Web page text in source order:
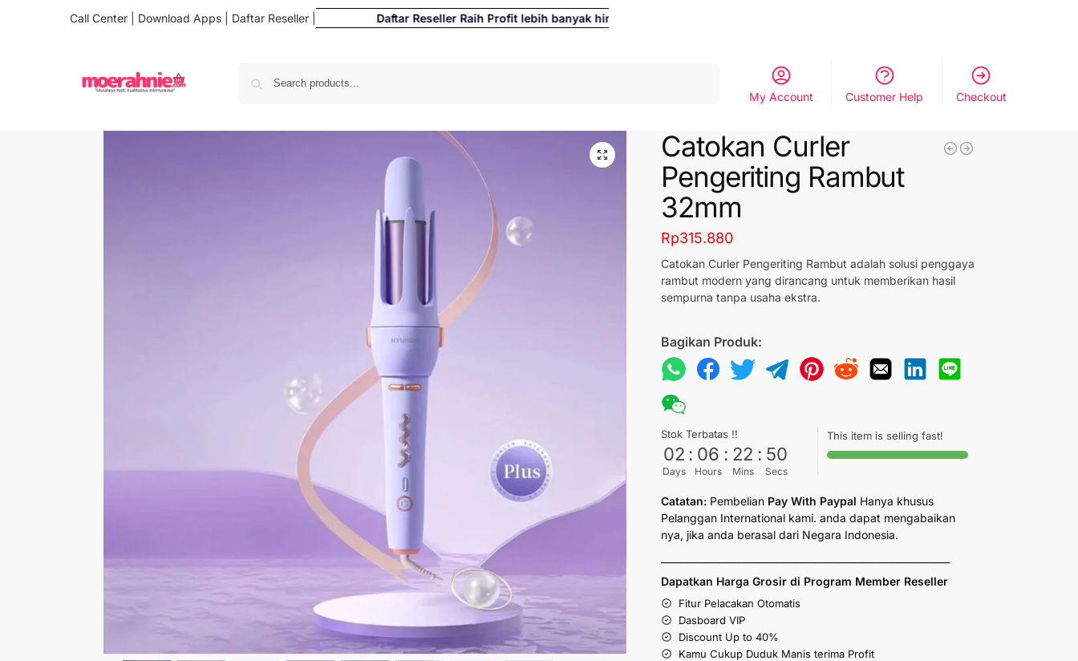
Call Center Download Apps Daftar Reseller Daftar Reseller Raih Profit lebih banyak hingga 500%
My Account Customer Help Checkout
Catokan Curler
Pengeriting Rambut
32mm
Rp315.880
Catokan Curler Pengeriting Rambut adalah solusi penggaya
rambut modern yang dirancang untuk memberikan hasil
sempurna tanpa usaha ekstra.
Bagikan Produk:
Stok Terbatas !!
02
Days
: 06
Hours
: 22
Mins
: 49
Secs
This item is selling fast!
Catatan: Pembelian Pay With Paypal Hanya khusus
Pelanggan International kami. anda dapat mengabaikan
nya, jika anda berasal dari Negara Indonesia.
Dapatkan Harga Grosir di Program Member Reseller
Fitur Pelacakan Otomatis
Dasboard VIP
Discount Up to 40%
Kamu Cukup Duduk Manis terima Profit